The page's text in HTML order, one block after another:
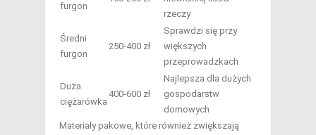
furgon
rzeczy
Średni
furgon
250-400 zł
Sprawdzi się przy
większych
przeprowadzkach
Duża
ciężarówka
400-600 zł
Najlepsza dla dużych
gospodarstw
domowych
Materiały pakowe, które również zwiększają